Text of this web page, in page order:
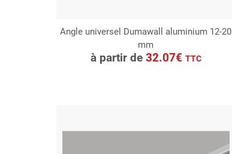
Angle universel Dumawall aluminium 12-20
mm
à partir de 32.07€ TTC
CONSULTER
Demande de devis